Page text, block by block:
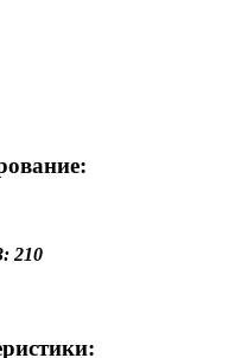
210